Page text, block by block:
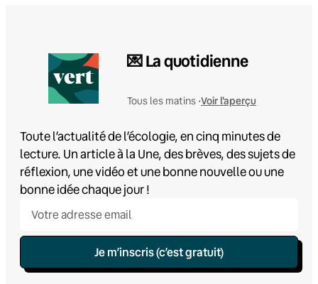
💌 La quotidienne
Tous les matins •Voir l'aperçu
Toute l’actualité de l’écologie, en cinq minutes de
lecture. Un article à la Une, des brèves, des sujets de
réflexion, une vidéo et une bonne nouvelle ou une
bonne idée chaque jour !
Je m’inscris (c’est gratuit)